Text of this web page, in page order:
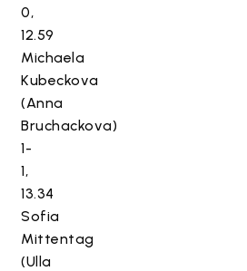
0,
12.59
Michaela
Kubeckova
(Anna
Bruchackova)
1-
1,
13.34
Sofia
Mittentag
(Ulla